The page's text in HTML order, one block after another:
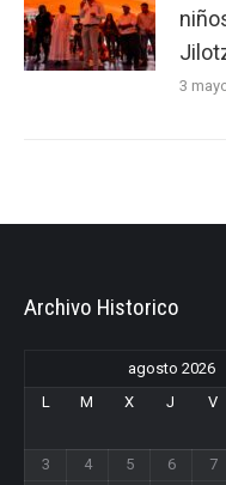
3
Archivo Historico
agosto 2026
L
M X J V
3
4 5 6 7